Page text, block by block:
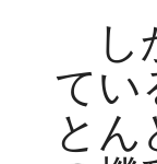
し
てい
と